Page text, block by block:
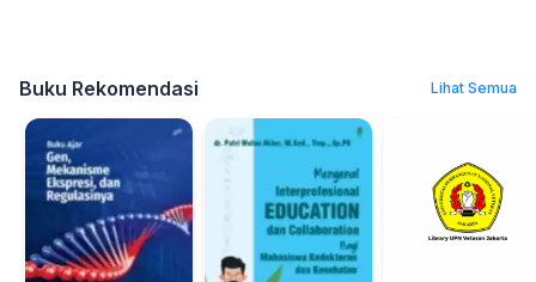
Buku Rekomendasi Lihat Semua